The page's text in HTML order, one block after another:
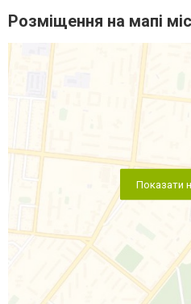
Розміщення на мапі
Показати